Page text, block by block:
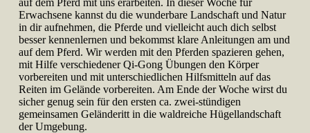
Erwachsene kannst du die wunderbare Landschaft und Natur
in dir aufnehmen, die Pferde und vielleicht auch dich selbst
besser kennenlernen und bekommst klare Anleitungen am und
auf dem Pferd. Wir werden mit den Pferden spazieren gehen,
mit Hilfe verschiedener Qi-Gong Übungen den Körper
vorbereiten und mit unterschiedlichen Hilfsmitteln auf das
Reiten im Gelände vorbereiten. Am Ende der Woche wirst du
sicher genug sein für den ersten ca. zwei-stündigen
gemeinsamen Geländeritt in die waldreiche Hügellandschaft
der Umgebung.